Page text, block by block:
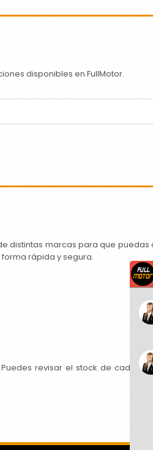
disponibles en FullMotor.
distintas marcas para que
rápida y segura.
revisar el stock de cada